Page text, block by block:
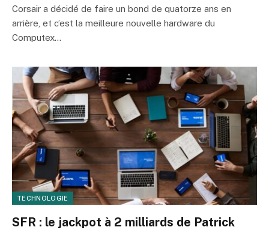
Corsair a décidé de faire un bond de quatorze ans en
arrière, et c’est la meilleure nouvelle hardware du
Computex…
TECHNOLOGIE
SFR : le jackpot à 2 milliards de Patrick